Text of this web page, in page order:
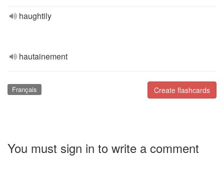
haughtily
hautainement
Create flashcards
Français
You must sign in to write a comment